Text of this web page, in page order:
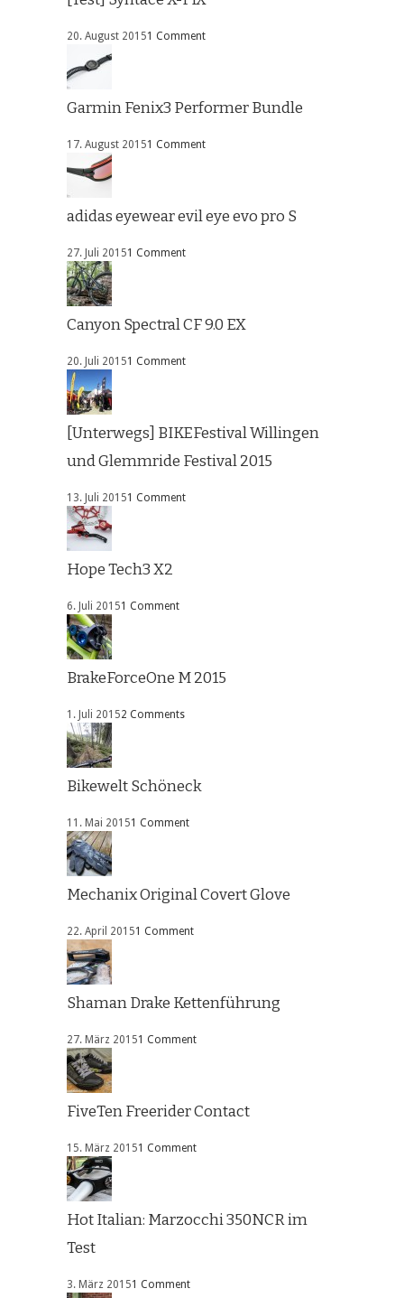
20. August 20151 Comment
Garmin Fenix3 Performer Bundle
17. August 20151 Comment
adidas eyewear evil eye evo pro S
27. Juli 20151 Comment
Canyon Spectral CF 9.0 EX
20. Juli 20151 Comment
[Unterwegs] BIKEFestival Willingen
und Glemmride Festival 2015
13. Juli 20151 Comment
Hope Tech3 X2
6. Juli 20151 Comment
BrakeForceOne M 2015
1. Juli 20152 Comments
Bikewelt Schöneck
11. Mai 20151 Comment
Mechanix Original Covert Glove
22. April 20151 Comment
Shaman Drake Kettenführung
27. März 20151 Comment
FiveTen Freerider Contact
15. März 20151 Comment
Hot Italian: Marzocchi 350NCR im
Test
3. März 20151 Comment